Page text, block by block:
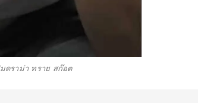
ดราม่า ทราย สก๊อต